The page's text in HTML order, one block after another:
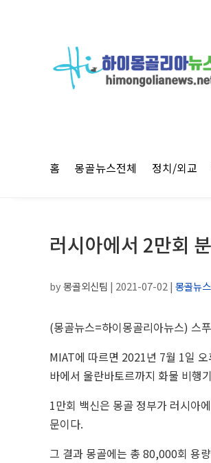
홈 몽골뉴스전체 정치/외교
러시아에서 2만회
by몽골외신팀 | 2021-07-02 | 몽골뉴스
(몽골뉴스=하이몽골리아뉴스) 스
MIAT에 따르면 2021년 7월 1일
바에서 울란바토르까지 화물 비행
1만회 백신은 몽골 정부가 러시아
문이다.
그 결과 몽골에는 총 80,000회 용